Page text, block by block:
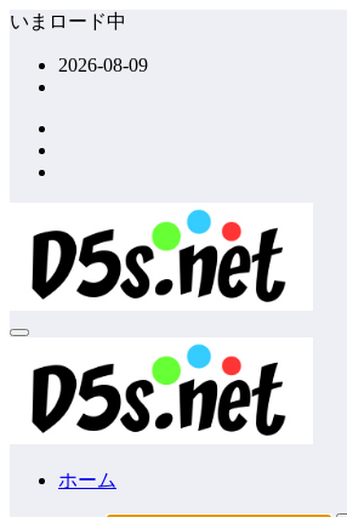
コ
いまロード中
2026-08-09
ホーム